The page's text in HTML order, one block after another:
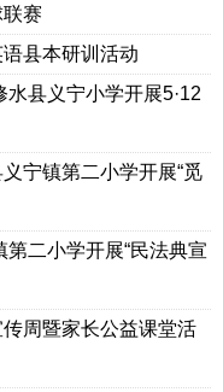
赛
县本研训活动
县义宁小学开展5·12
宁镇第二小学开展“觅
二小学开展“民法典宣
周暨家长公益课堂活